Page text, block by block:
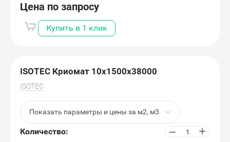
Цена по запросу
Купить в 1 клик
ISOTEC Криомат 10х1500х38000
ISOTEC
Показать параметры и цены за м2, м3
Количество: − +